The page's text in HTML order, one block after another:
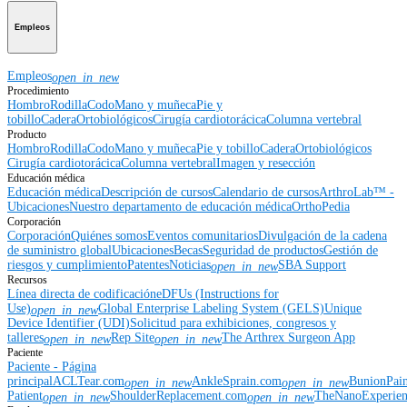
Empleos
Empleosopen_in_new
Procedimiento
HombroRodillaCodoMano y muñecaPie y
tobilloCaderaOrtobiológicosCirugía cardiotorácicaColumna vertebral
Producto
HombroRodillaCodoMano y muñecaPie y tobilloCaderaOrtobiológicos
Cirugía cardiotorácicaColumna vertebralImagen y resección
Educación médica
Educación médicaDescripción de cursosCalendario de cursosArthroLab™ -
UbicacionesNuestro departamento de educación médicaOrthoPedia
Corporación
CorporaciónQuiénes somosEventos comunitariosDivulgación de la cadena
de suministro globalUbicacionesBecasSeguridad de productosGestión de
riesgos y cumplimientoPatentesNoticiasopen_in_newSBA Support
Recursos
Línea directa de codificacióneDFUs (Instructions for
Use)open_in_newGlobal Enterprise Labeling System (GELS)Unique
Device Identifier (UDI)Solicitud para exhibiciones, congresos y
talleresopen_in_newRep Siteopen_in_newThe Arthrex Surgeon App
Paciente
Paciente - Página
principalACLTear.comopen_in_newAnkleSprain.comopen_in_new
Patientopen_in_newShoulderReplacement.comopen_in_new